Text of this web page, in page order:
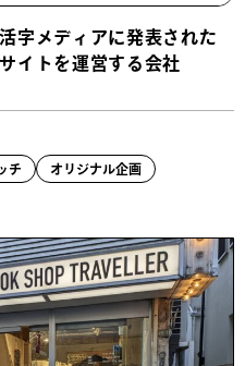
字メディアに発表された
イトを運営する会社
チ オリジナル企画